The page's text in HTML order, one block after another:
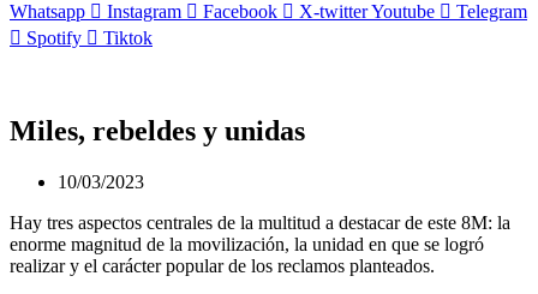
Whatsapp
Instagram Facebook X-twitterYoutube
Telegram
Spotify
Tiktok
Miles, rebeldes y unidas
10/03/2023
Hay tres aspectos centrales de la multitud a destacar de este 8M: la
enorme magnitud de la movilización, la unidad en que se logró
realizar y el carácter popular de los reclamos planteados.